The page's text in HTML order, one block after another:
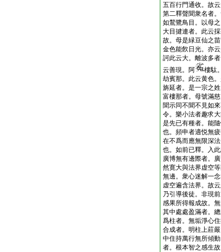
五百行門通收。故
第二釋聲聞衆名者
如鶖鷺鳥目。以母
大目揵連者。此云
故。母是緑豆仙之
金色能飮日光。亦
訶此云大。離波多
云善現。阿
樓駄
劫賓那。此云黄色
旃延者。是一宗之
富樓那者。母號滿
聞示同不聞不見如
令。樂小法者趣求
是先已有種者。能
也。頻申者適悦無
在不爲而應無限深
也。如前已釋。入
廣博無有邊際者。
然寛大與法界虚空
無邊。衆心迷解一
虚空遍含法界。故
乃引導後徒。非現
感果所得報成故。
其中處處盈滿者。
爲柱者。無垢淨心
合成者。明柱上莊
中住持萬行無所傾
者。根本智之感生